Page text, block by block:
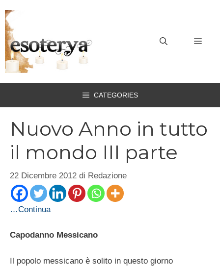
al
contenuto
CATEGORIES
Nuovo Anno in tutto
il mondo III parte
22 Dicembre 2012 di Redazione
…Continua
Capodanno Messicano
Il popolo messicano è solito in questo giorno